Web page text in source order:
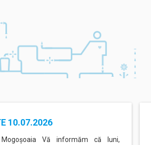
10.07.2026
Vă informăm că luni,